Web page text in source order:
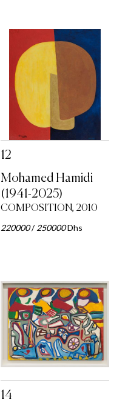
12
Mohamed Hamidi
(1941-2025)
COMPOSITION, 2010
220000/250000Dhs
14